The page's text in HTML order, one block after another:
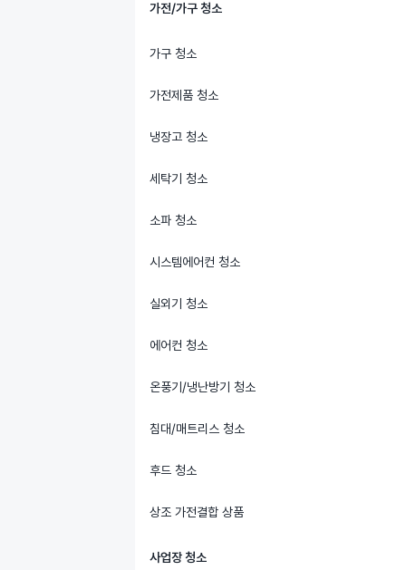
가전/가구 청소
가구 청소
가전제품 청소
냉장고 청소
세탁기 청소
소파 청소
시스템에어컨 청소
실외기 청소
에어컨 청소
온풍기/냉난방기 청소
침대/매트리스 청소
후드 청소
상조 가전결합 상품
사업장 청소